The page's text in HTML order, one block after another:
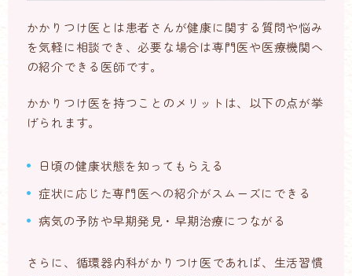
かかりつけ医とは患者さんが健康に関する質問や悩み
を気軽に相談でき、必要な場合は専門医や医療機関へ
の紹介できる医師です。
かかりつけ医を持つことのメリットは、以下の点が挙
げられます。
日頃の健康状態を知ってもらえる
症状に応じた専門医への紹介がスムーズにできる
病気の予防や早期発見・早期治療につながる
さらに、循環器内科がかりつけ医であれば、生活習慣